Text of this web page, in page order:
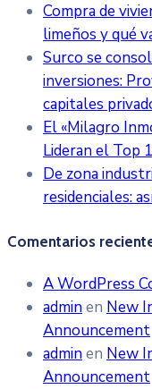
Compra de
limeños y qué
Surco se
inversiones:
capitales
El «Milagro
Lideran el Top
De zona
residenciales:
Comentarios
A WordPress
adminen New
Announcement
adminen New
Announcement